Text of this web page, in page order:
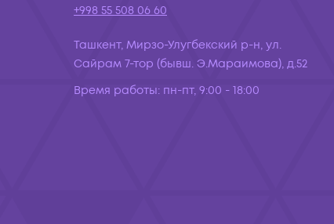
+998 55 508 06 60
Ташкент, Мирзо-Улугбекский р-н, ул.
Сайрам 7-тор (бывш. Э.Мараимова), д.52
Время работы: пн-пт, 9:00 - 18:00